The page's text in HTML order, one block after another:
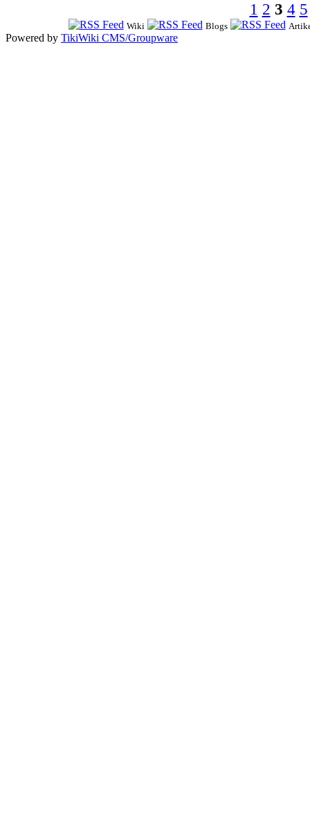
1 2 3 4 5
Wiki Blogs
Powered by TikiWiki CMS/Groupware